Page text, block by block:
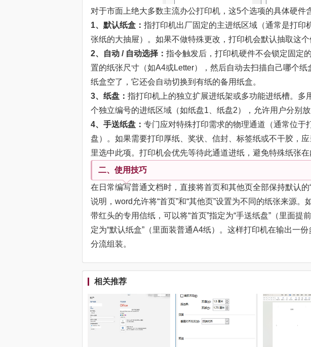
对于市面上绝大多数主流办公打印机，这5个选项的具体硬件
1、默认纸盒： 指打印机出厂固定的主进纸区域（通常是打印
张纸的大抽屉）。如果不做特殊更改，打印机会默认抽取这个
2、自动 / 自动选择： 指令触发后，打印机硬件不会锁定固定
置的纸张尺寸（如A4或Letter），然后自动去扫描自己哪个
纸盒空了，它还会自动切换到有纸的备用纸盒。
3、纸盘： 指打印机上的独立扩展进纸架或多功能进纸槽。多
个独立编号的进纸区域（如纸盘1、纸盘2），允许用户分别
4、手送纸盘： 专门应对特殊打印需求的物理通道（通常位于
盘）。如果需要打印厚纸、奖状、信封、标签纸或不干胶，
里选中此项。打印机会优先等待此通道进纸，避免特殊纸张在
二、使用技巧
在日常编写普通文档时，直接将首页和其他页全部保持默认的“
说明，word允许将“首页”和“其他页”设置为不同的纸张来源。
带红头的专用信纸，可以将“首页”指定为“手送纸盘”（里面提
定为“默认纸盒”（里面装普通A4纸）。这样打印机在输出一
分流组装。
相关推荐